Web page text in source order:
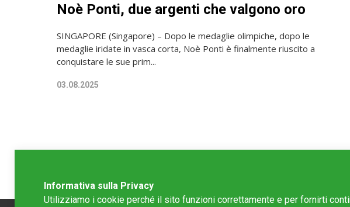
Noè Ponti, due argenti che valgono oro
SINGAPORE (Singapore) – Dopo le medaglie olimpiche, dopo le
medaglie iridate in vasca corta, Noè Ponti è finalmente riuscito a
conquistare le sue prim...
03.08.2025
Informativa sulla Privacy
Utilizziamo i cookie perché il sito funzioni correttamente e per fornirti